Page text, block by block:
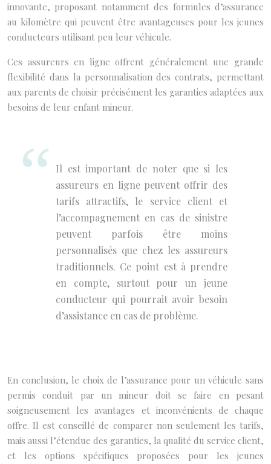
innovante, proposant notamment des formules d’assurance
au kilomètre qui peuvent être avantageuses pour les jeunes
conducteurs utilisant peu leur véhicule.
Ces assureurs en ligne offrent généralement une grande
flexibilité dans la personnalisation des contrats, permettant
aux parents de choisir précisément les garanties adaptées aux
besoins de leur enfant mineur.
Il est important de noter que si les
assureurs en ligne peuvent offrir des
tarifs attractifs, le service client et
l’accompagnement en cas de sinistre
peuvent parfois être moins
personnalisés que chez les assureurs
traditionnels. Ce point est à prendre
en compte, surtout pour un jeune
conducteur qui pourrait avoir besoin
d’assistance en cas de problème.
En conclusion, le choix de l’assurance pour un véhicule sans
permis conduit par un mineur doit se faire en pesant
soigneusement les avantages et inconvénients de chaque
offre. Il est conseillé de comparer non seulement les tarifs,
mais aussi l’étendue des garanties, la qualité du service client,
et les options spécifiques proposées pour les jeunes